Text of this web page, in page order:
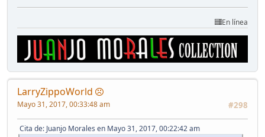
En línea
LarryZippoWorld
#298
Mayo 31, 2017, 00:33:48 am
Cita de: Juanjo Morales en Mayo 31, 2017, 00:22:42 am